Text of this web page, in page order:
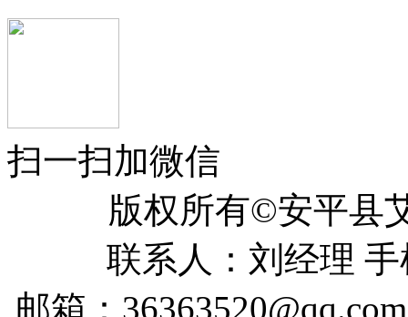
扫一扫加微信
版权所有©安平
联系人：刘经理 手
邮箱：